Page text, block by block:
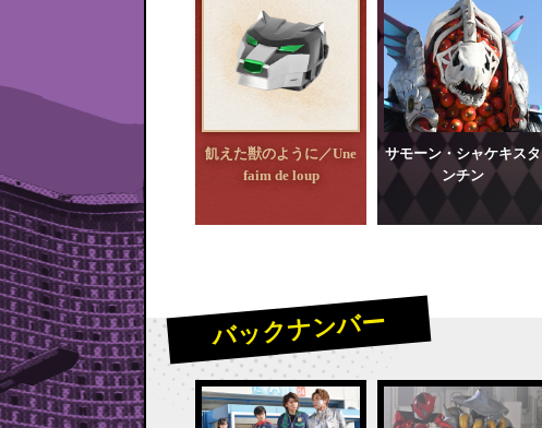
飢えた獣のように／Une
faim de loup
サモーン・シャケキスタ
ンチン
バックナンバー